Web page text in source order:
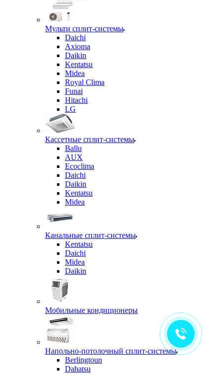
Мульти сплит-системы
Daichi
Axioma
Daikin
Kentatsu
Midea
Royal Clima
Funai
Hitachi
LG
Кассетные сплит-системы
Ballu
AUX
Ecoclima
Daichi
Daikin
Kentatsu
Midea
Канальные сплит-системы
Kentatsu
Daichi
Midea
Daikin
Мобильные кондиционеры
Напольно-потолочный сплит-системы
Berlingtoun
Dahatsu